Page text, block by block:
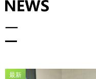
最新